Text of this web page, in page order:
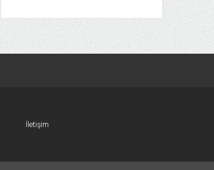
İletişim